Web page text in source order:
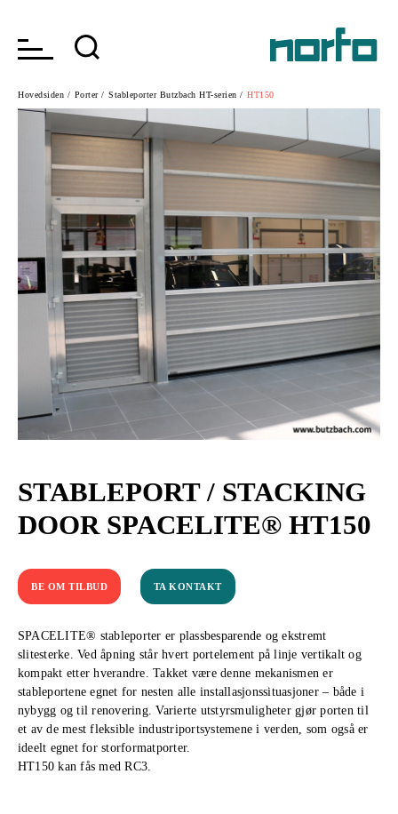
Hovedsiden / Porter / Stableporter Butzbach HT-serien / HT150
STABLEPORT / STACKING
DOOR SPACELITE® HT150
BE OM TILBUD TA KONTAKT
SPACELITE® stableporter er plassbesparende og ekstremt
slitesterke. Ved åpning står hvert portelement på linje vertikalt og
kompakt etter hverandre. Takket være denne mekanismen er
stableportene egnet for nesten alle installasjonssituasjoner – både i
nybygg og til renovering. Varierte utstyrsmuligheter gjør porten til
et av de mest fleksible industriportsystemene i verden, som også er
ideelt egnet for storformatporter.
HT150 kan fås med RC3.